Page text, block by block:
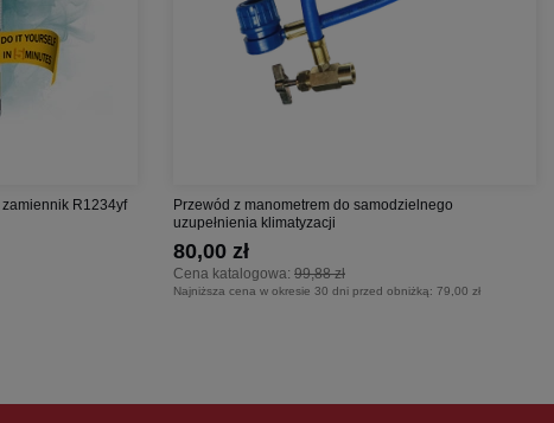
R1234yf
Przewód z manometrem do samodzielnego
uzupełnienia klimatyzacji
Cena katalogowa: 99,88 zł
80,00 zł
Najniższa cena w okresie 30 dni przed obniżką: 79,00 zł